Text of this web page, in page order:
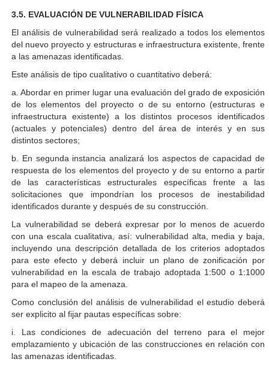
3.5. EVALUACIÓN DE VULNERABILIDAD FÍSICA
El análisis de vulnerabilidad será realizado a todos los elementos
del nuevo proyecto y estructuras e infraestructura existente, frente
a las amenazas identificadas.
Este análisis de tipo cualitativo o cuantitativo deberá:
a. Abordar en primer lugar una evaluación del grado de exposición
de los elementos del proyecto o de su entorno (estructuras e
infraestructura existente) a los distintos procesos identificados
(actuales y potenciales) dentro del área de interés y en sus
distintos sectores;
b. En segunda instancia analizará los aspectos de capacidad de
respuesta de los elementos del proyecto y de su entorno a partir
de las características estructurales específicas frente a las
solicitaciones que impondrían los procesos de inestabilidad
identificados durante y después de su construcción.
La vulnerabilidad se deberá expresar por lo menos de acuerdo
con una escala cualitativa, así: vulnerabilidad alta, media y baja,
incluyendo una descripción detallada de los criterios adoptados
para este efecto y deberá incluir un plano de zonificación por
vulnerabilidad en la escala de trabajo adoptada 1:500 o 1:1000
para el mapeo de la amenaza.
Como conclusión del análisis de vulnerabilidad el estudio deberá
ser explicito al fijar pautas específicas sobre:
i. Las condiciones de adecuación del terreno para el mejor
emplazamiento y ubicación de las construcciones en relación con
las amenazas identificadas.